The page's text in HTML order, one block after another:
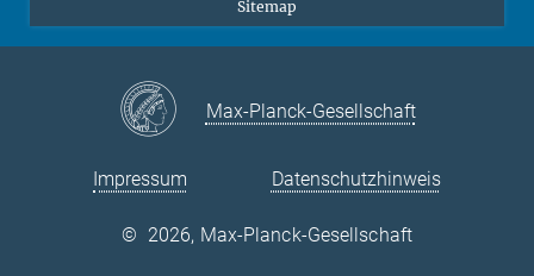
Sitemap
Max-Planck-Gesellschaft
Impressum Datenschutzhinweis
© 2026, Max-Planck-Gesellschaft